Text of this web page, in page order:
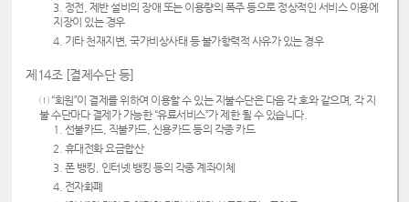
3. 정전, 제반 설비의 장애 또는 이용량의 폭주 등으로 정상적인 서비스 이용에
지장이 있는 경우
4. 기타 천재지변, 국가비상사태 등 불가항력적 사유가 있는 경우
제14조 [결제수단 등]
① “회원”이 결제를 위하여 이용할 수 있는 지불수단은 다음 각 호와 같으며, 각 지
불 수단마다 결제가 가능한 “유료서비스”가 제한 될 수 있습니다.
1. 선불카드, 직불카드, 신용카드 등의 각종 카드
2. 휴대전화 요금합산
3. 폰 뱅킹, 인터넷 뱅킹 등의 각종 계좌이체
4. 전자화폐